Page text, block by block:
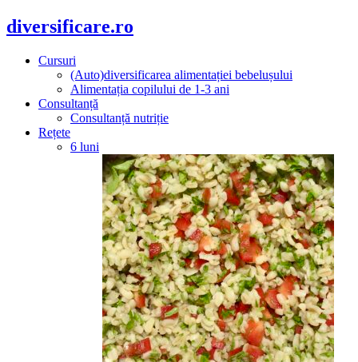
diversificare.ro
Cursuri
(Auto)diversificarea alimentației bebelușului
Alimentația copilului de 1-3 ani
Consultanță
Consultanță nutriție
Rețete
6 luni